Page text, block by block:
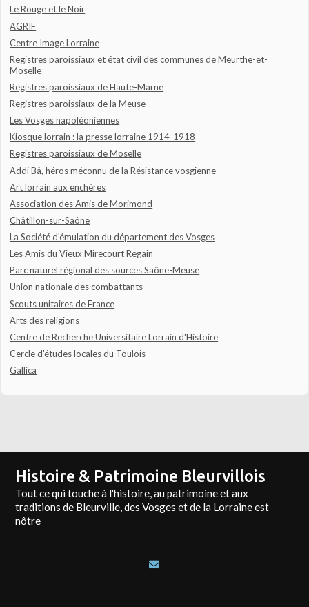
Le Rouge et le Noir
AGRIF
Centre Image Lorraine
Registres paroissiaux et état civil des communes de Meurthe-et-
Moselle
Registres paroissiaux de Haute-Marne
Registres paroissiaux de la Meuse
Les Vosges napoléoniennes
Kiosque lorrain : la presse lorraine 1914-1918
Registres paroissiaux de Moselle
Addi Bâ, héros méconnu de la Résistance vosgienne
Art lorrain aux enchères
Association des Amis de Morimond
Châtillon-sur-Saône
La Société d'émulation du département des Vosges
Les Amis du Vieux Mirecourt Regain
Parc naturel régional des sources Saône-Meuse
Union nationale des combattants
Scouts unitaires de France
Arts des religions
Centre de Recherche Universitaire Lorrain d'Histoire
Cercle d'études locales du Toulois
Gallica
Histoire & Patrimoine Bleurvillois
Tout ce qui touche à l'histoire, au patrimoine et aux
traditions de Bleurville, des Vosges et de la Lorraine est
nôtre